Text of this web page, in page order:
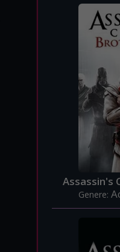
Assassin's
Genere: